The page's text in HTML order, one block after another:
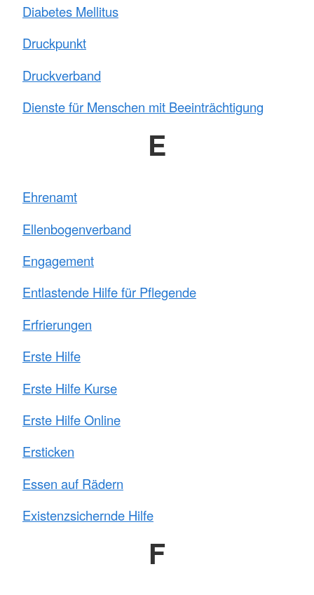
Diabetes Mellitus
Druckpunkt
Druckverband
Dienste für Menschen mit Beeinträchtigung
E
Ehrenamt
Ellenbogenverband
Engagement
Entlastende Hilfe für Pflegende
Erfrierungen
Erste Hilfe
Erste Hilfe Kurse
Erste Hilfe Online
Ersticken
Essen auf Rädern
Existenzsichernde Hilfe
F